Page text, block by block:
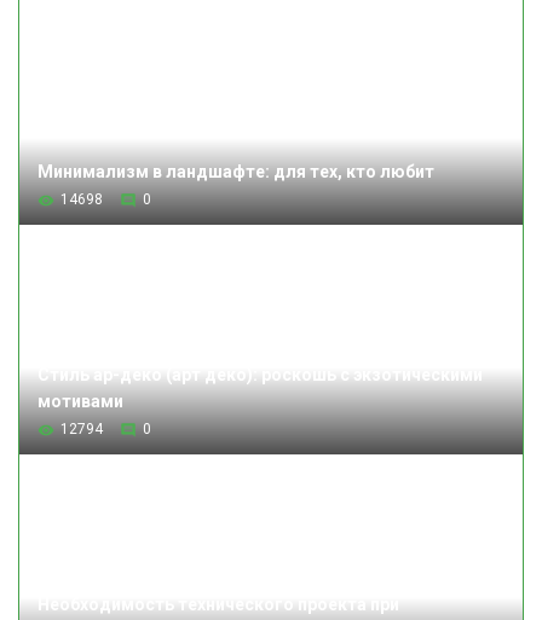
Минимализм в ландшафте: для тех, кто любит
14698 0
мотивами
12794 0